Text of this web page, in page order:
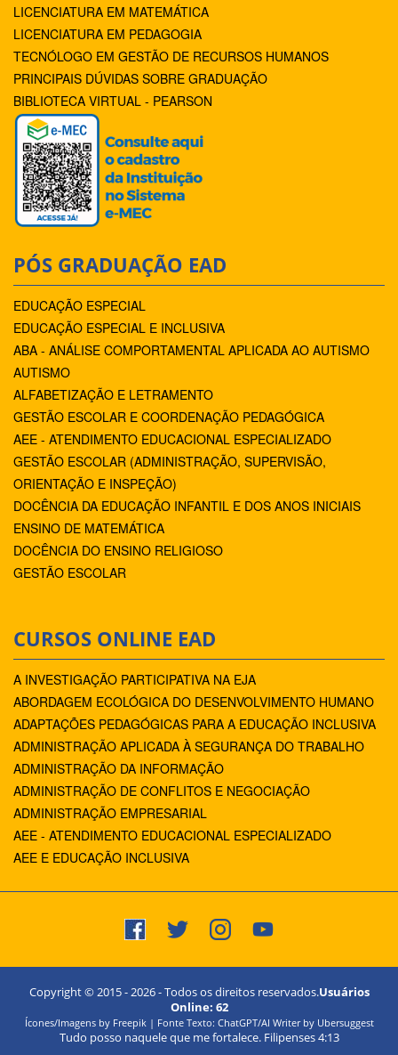
LICENCIATURA EM MATEMÁTICA
LICENCIATURA EM PEDAGOGIA
TECNÓLOGO EM GESTÃO DE RECURSOS HUMANOS
PRINCIPAIS DÚVIDAS SOBRE GRADUAÇÃO
BIBLIOTECA VIRTUAL - PEARSON
PÓS GRADUAÇÃO EAD
EDUCAÇÃO ESPECIAL
EDUCAÇÃO ESPECIAL E INCLUSIVA
ABA - ANÁLISE COMPORTAMENTAL APLICADA AO AUTISMO
AUTISMO
ALFABETIZAÇÃO E LETRAMENTO
GESTÃO ESCOLAR E COORDENAÇÃO PEDAGÓGICA
AEE - ATENDIMENTO EDUCACIONAL ESPECIALIZADO
GESTÃO ESCOLAR (ADMINISTRAÇÃO, SUPERVISÃO,
ORIENTAÇÃO E INSPEÇÃO)
DOCÊNCIA DA EDUCAÇÃO INFANTIL E DOS ANOS INICIAIS
ENSINO DE MATEMÁTICA
DOCÊNCIA DO ENSINO RELIGIOSO
GESTÃO ESCOLAR
CURSOS ONLINE EAD
A INVESTIGAÇÃO PARTICIPATIVA NA EJA
ABORDAGEM ECOLÓGICA DO DESENVOLVIMENTO HUMANO
ADAPTAÇÕES PEDAGÓGICAS PARA A EDUCAÇÃO INCLUSIVA
ADMINISTRAÇÃO APLICADA À SEGURANÇA DO TRABALHO
ADMINISTRAÇÃO DA INFORMAÇÃO
ADMINISTRAÇÃO DE CONFLITOS E NEGOCIAÇÃO
ADMINISTRAÇÃO EMPRESARIAL
AEE - ATENDIMENTO EDUCACIONAL ESPECIALIZADO
AEE E EDUCAÇÃO INCLUSIVA
Copyright © 2015 -2026- Todos os direitos reservados.Usuários
Online: 62
Ícones/Imagens by Freepik | Fonte Texto: ChatGPT/AI Writer by Ubersuggest
Tudo posso naquele que me fortalece. Filipenses 4:13